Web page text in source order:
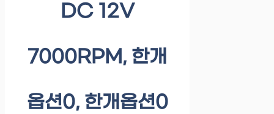
DC 12V
7000RPM, 한개
옵션0, 한개옵션0